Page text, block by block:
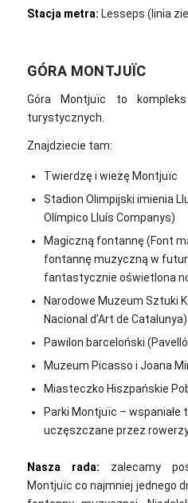
Stacja metra: Lesseps (linia
GÓRA MONTJUÏC
Góra Montjuïc to
turystycznych.
Znajdziecie tam:
Twierdzę i wieżę Montjuïc
Stadion Olimpijski imienia
Olímpico Lluís Companys)
Magiczną fontannę (Font
fontannę muzyczną w
fantastycznie oświetlona
Narodowe Muzeum Sztuki
Nacional d’Art de Catalunya)
Pawilon barceloński
Muzeum Picasso i Joana
Miasteczko Hiszpańskie
Parki Montjuïc –
uczęszczane przez
Nasza rada: zalecamy
Montjuïc co najmniej jednego